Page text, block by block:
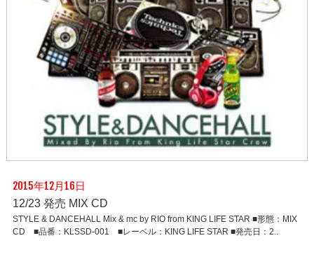
2015年12月16日
12/23 発売 MIX CD
STYLE & DANCEHALL Mix & mc by RIO from KING LIFE STAR ■形態：MIX
CD ■品番：KLSSD-001 ■レーベル：KING LIFE STAR ■発売日：2..